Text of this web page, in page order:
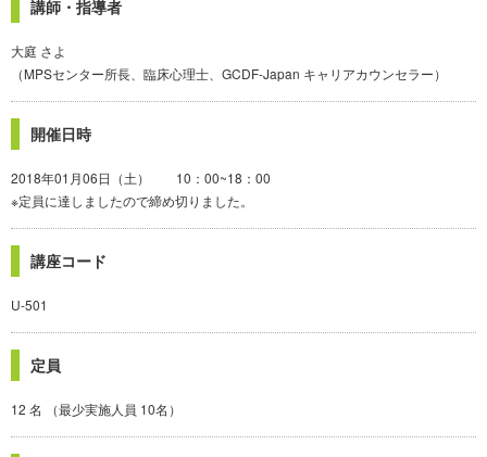
講師・指導者
大庭 さよ
（MPSセンター所長、臨床心理士、GCDF-Japan キャリアカウンセラー）
開催日時
2018年01月06日（土） 10：00~18：00
※定員に達しましたので締め切りました。
講座コード
U-501
定員
12 名 （最少実施人員 10名）